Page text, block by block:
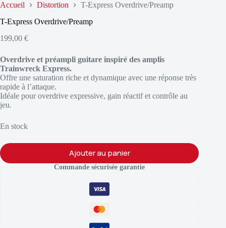
Accueil Distortion
T-Express Overdrive/Preamp
T-Express Overdrive/Preamp
199,00 €
Overdrive et préampli guitare inspiré des amplis
Trainwreck Express.
Offre une saturation riche et dynamique avec une réponse très
rapide à l’attaque.
Idéale pour overdrive expressive, gain réactif et contrôle au
jeu.
En stock
Ajouter au panier
Commande sécurisée garantie